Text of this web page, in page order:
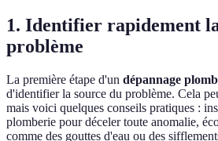
1. Identifier rapidement
problème
La première étape d'un dépannage
d'identifier la source du problème. Cela
mais voici quelques conseils pratiques :
plomberie pour déceler toute anomalie,
comme des gouttes d'eau ou des